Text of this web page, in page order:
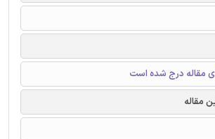
مقاله درج شده است
مقاله